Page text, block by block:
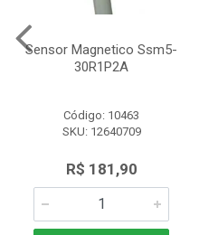
Sensor Magnetico Ssm5-
30R1P2A
Código: 10463
SKU: 12640709
R$ 181,90